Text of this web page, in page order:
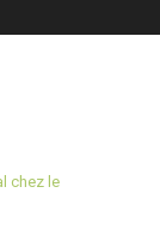
chez le